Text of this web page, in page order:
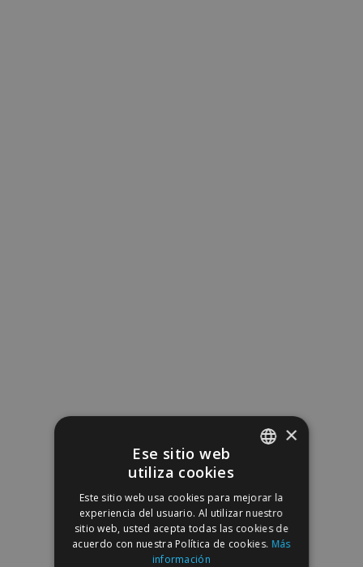
ENGLISH
×
Ese sitio web
utiliza cookies
Este sitio web usa cookies para mejorar la
experiencia del usuario. Al utilizar nuestro
sitio web, usted acepta todas las cookies de
acuerdo con nuestra Política de cookies. Más
información